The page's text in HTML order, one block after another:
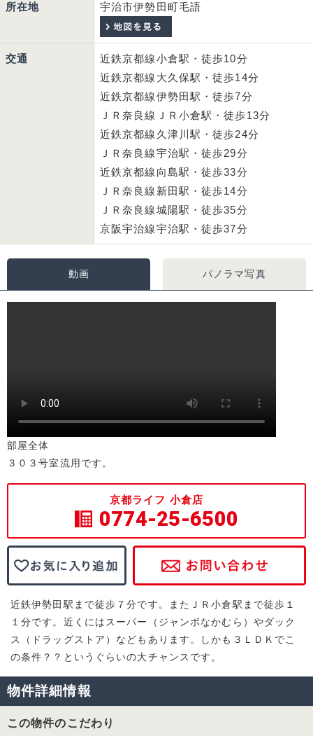
所在地 宇治市伊勢田町毛語
交通
近鉄京都線小倉駅・徒歩10分
近鉄京都線大久保駅・徒歩14分
近鉄京都線伊勢田駅・徒歩7分
ＪＲ奈良線ＪＲ小倉駅・徒歩13分
近鉄京都線久津川駅・徒歩24分
ＪＲ奈良線宇治駅・徒歩29分
近鉄京都線向島駅・徒歩33分
ＪＲ奈良線新田駅・徒歩14分
ＪＲ奈良線城陽駅・徒歩35分
京阪宇治線宇治駅・徒歩37分
動画 パノラマ写真
部屋全体
３０３号室流用です。
京都ライフ 小倉店
0774-25-6500
近鉄伊勢田駅まで徒歩７分です。またＪＲ小倉駅まで徒歩１
１分です。近くにはスーパー（ジャンボなかむら）やダック
ス（ドラッグストア）などもあります。しかも３ＬＤＫでこ
の条件？？というぐらいの大チャンスです。
物件詳細情報
この物件のこだわり